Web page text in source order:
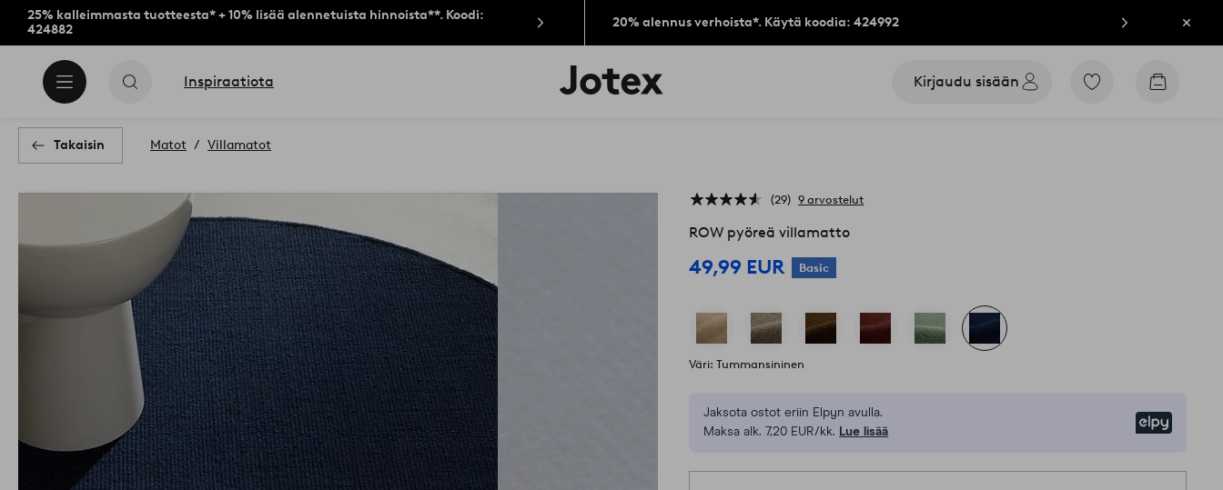
25% kalleimmasta tuotteesta* + 10% lisää alennetuista hinnoista**. Koodi:
424882
20% alennus verhoista*. Käytä koodia: 424992 Sulje
Inspiraatiota
Jotex-
logo
Kirjaudu sisään
Siirry
Siirry
Takaisin Matot Villamatot
29 9 arvostelut
ROW pyöreä villamatto
49,99 EUR Basic
Väri: Tummansininen
Jaksota ostot eriin Elpyn avulla.
Maksa alk. 7,20 EUR/kk. Lue lisää